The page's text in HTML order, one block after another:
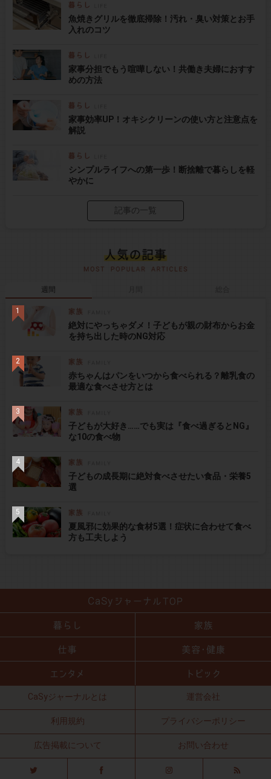
魚焼きグリルを徹底掃除！汚れ・臭い対策とお手
入れのコツ
家事分担でもう喧嘩しない！共働き夫婦におすす
めの方法
家事効率UP！オキシクリーンの使い方と注意点を
解説
シンプルライフへの第一歩！断捨離で暮らしを軽
やかに
記事の一覧
週間
絶対にやっちゃダメ！子どもが親の財布からお金
を持ち出した時のNG対応
赤ちゃんはパンをいつから食べられる？離乳食の
最適な食べさせ方とは
子どもが大好き……でも実は『食べ過ぎるとNG』
な10の食べ物
子どもの成長期に絶対食べさせたい食品・栄養5
選
夏風邪に効果的な食材5選！症状に合わせて食べ
方も工夫しよう
CaSyジャーナルとは 運営会社
利用規約 プライバシーポリシー
広告掲載について お問い合わせ